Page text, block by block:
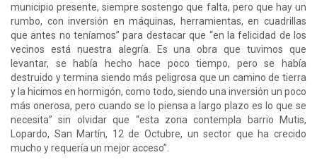
municipio presente, siempre sostengo que falta, pero que hay un
rumbo, con inversión en máquinas, herramientas, en cuadrillas
que antes no teníamos” para destacar que “en la felicidad de los
vecinos está nuestra alegría. Es una obra que tuvimos que
levantar, se había hecho hace poco tiempo, pero se había
destruido y termina siendo más peligrosa que un camino de tierra
y la hicimos en hormigón, como todo, siendo una inversión un poco
más onerosa, pero cuando se lo piensa a largo plazo es lo que se
necesita” sin olvidar que “esta zona contempla barrio Mutis,
Lopardo, San Martín, 12 de Octubre, un sector que ha crecido
mucho y requería un mejor acceso”.